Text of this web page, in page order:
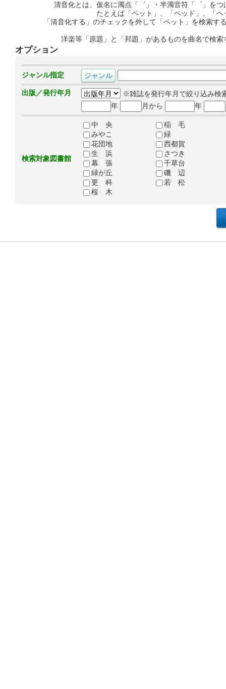
清音化とは、仮名に濁点「゛」・半濁音符「゜」を
たとえば「ペット」、「ベッド」、「
「清音化する」のチェックを外して「ペット」を検索
洋楽等「原題」と「邦題」があるものを曲名で検
オプション
ジャンル指定
出版／発行年月
※雑誌を発行年月で絞り込み検
年
月から 年
検索対象図書館
中 央
稲 毛
みやこ
緑
花団地
西都賀
生 浜
さつき
幕 張
千草台
緑が丘
磯 辺
更 科
若 松
桜 木